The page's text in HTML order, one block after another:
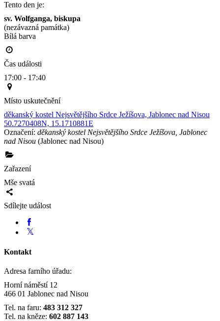
Tento den je:
sv. Wolfganga, biskupa
(nezávazná památka)
Bílá barva
Čas události
17:00 - 17:40
Místo uskutečnění
děkanský kostel Nejsvětějšího Srdce Ježíšova, Jablonec nad Nisou
50.7270408N, 15.1710881E
Označení: děkanský kostel Nejsvětějšího Srdce Ježíšova, Jablonec
nad Nisou (Jablonec nad Nisou)
Zařazení
Mše svatá
Sdílejte událost
Kontakt
Adresa farního úřadu:
Horní náměstí 12
466 01 Jablonec nad Nisou
Tel. na faru: 483 312 327
Tel. na kněze: 602 887 143